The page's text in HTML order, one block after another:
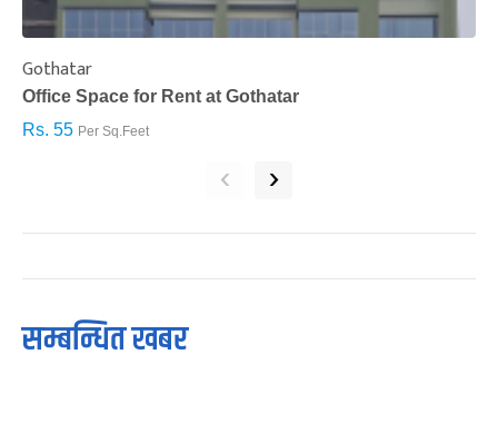
Gothatar
Office Space for Rent at Gothatar
Rs. 55 Per Sq.Feet
‹ ›
सम्बन्धित खबर